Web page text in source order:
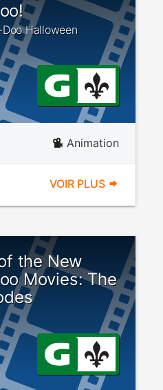
Halloween
Animation
VOIR PLUS
the New
Movies: The